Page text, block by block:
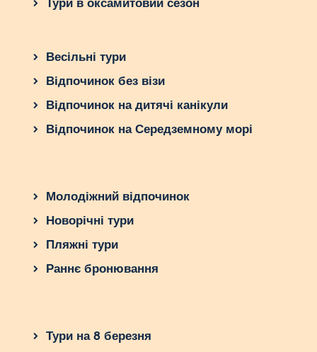
Тури в оксамитовий сезон
Весільні тури
Відпочинок без візи
Відпочинок на дитячі канікули
Відпочинок на Середземному морі
Молодіжний відпочинок
Новорічні тури
Пляжні тури
Раннє бронювання
Тури на 8 березня